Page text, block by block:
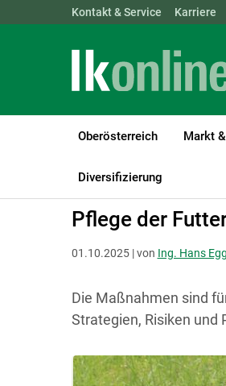
Landwirtschaftskammern:
Kontakt & Service Karriere
Oberösterreich Markt
Diversifizierung
LK Oberösterreich Pflanzen
Pflege der
01.10.2025 | von Ing. Hans
Die Maßnahmen sind
Strategien, Risiken und